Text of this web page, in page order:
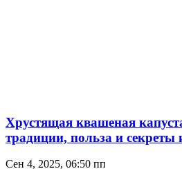
Хрустящая квашеная
традиции, польза и секреты
Сен 4, 2025, 06:50 пп